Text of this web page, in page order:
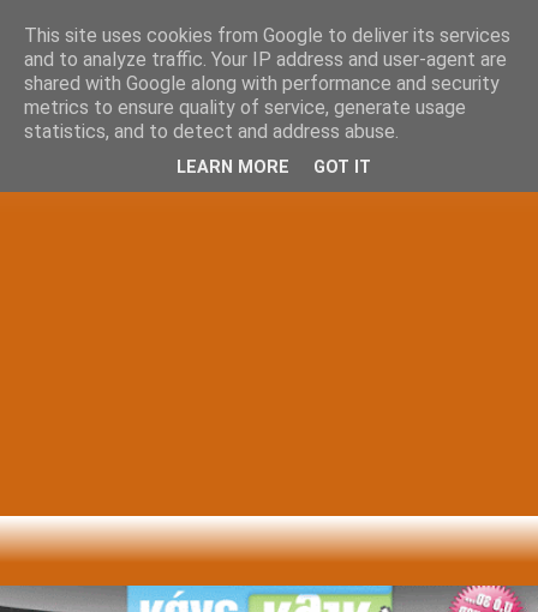
This site uses cookies from Google to deliver its services
and to analyze traffic. Your IP address and user-agent are
shared with Google along with performance and security
metrics to ensure quality of service, generate usage
statistics, and to detect and address abuse.
LEARN MORE GOT IT